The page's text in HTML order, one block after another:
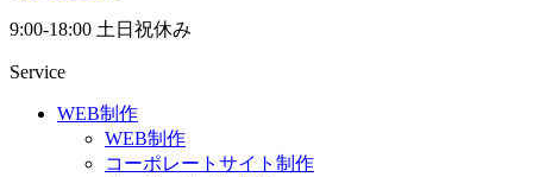
9:00-18:00 土日祝休み
Service
WEB制作
WEB制作
コーポレートサイト制作